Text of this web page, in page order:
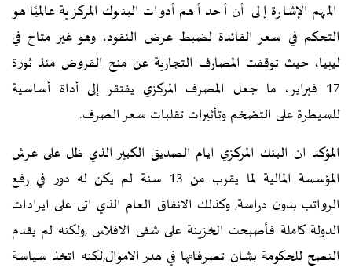
المهم الإشارة إلى أن أحد أهم أدوات البنوك المركزية عالميًا هو
التحكم في سعر الفائدة لضبط عرض النقود، وهو غير متاح في
ليبيا، حيث توقفت المصارف التجارية عن منح القروض منذ ثورة
17 فبراير، ما جعل المصرف المركزي يفتقر إلى أداة أساسية
للسيطرة على التضخم وتأثيرات تقلبات سعر الصرف.
المؤكد ان البنك المركزي ايام الصديق الكبير الذي ظل على عرش
المؤسسة المالية لما يقرب من 13 سنة لم يكن له دور في رفع
الرواتب بدون دراسة, وكذلك الانفاق العام الذي اتى على ايرادات
الدولة كاملة فأصبحت الخزينة على شفى الافلاس ,ولكنه لم يقدم
النصح للحكومة بشان تصرفاتها في هدر الاموال,لكنه اتخذ سياسة